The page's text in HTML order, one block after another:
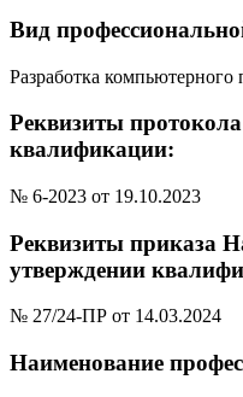
Вид
Разработка
Реквизиты
квалификации:
№ 6-2023 от 19.10.2023
Реквизиты приказа
утверждении
№ 27/24-ПР от 14.03.2024
Наименование